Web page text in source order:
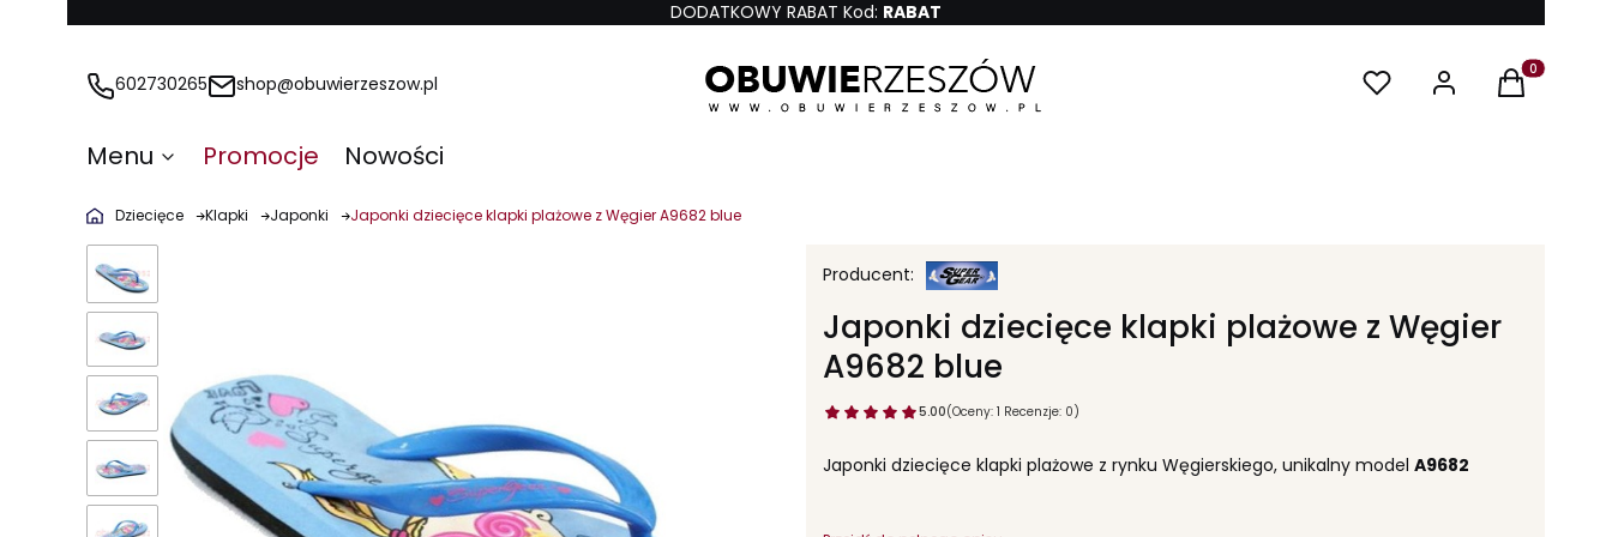
DODATKOWY RABAT Kod: RABAT
602730265 shop@obuwierzeszow.pl Produkty w
Menu Promocje Nowości
Dziecięce Klapki Japonki Japonki dziecięce klapki plażowe z Węgier A9682 blue
Japonki dziecięce klapki plażowe z Węgier
A9682 blue
5.00(Oceny: 1 Recenzje: 0)
Japonki dziecięce klapki plażowe z rynku Węgierskiego, unikalny model A9682